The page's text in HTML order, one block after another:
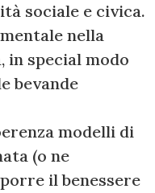
sociale e civica.
nella
in special modo
bevande
modelli di
(o ne
il benessere